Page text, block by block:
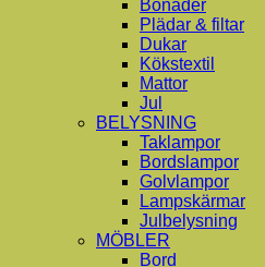
Bonader
Plädar & filtar
Dukar
Kökstextil
Mattor
Jul
BELYSNING
Taklampor
Bordslampor
Golvlampor
Lampskärmar
Julbelysning
MÖBLER
Bord